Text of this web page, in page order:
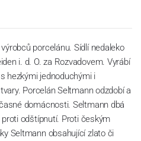
porcelánu. Sídlí nedaleko
i. d. O. za Rozvadovem. Vyrábí
hezkými jednoduchými i
Porcelán Seltmann odzdobí a
domácnosti. Seltmann dbá
odštípnutí. Proti českým
Seltmann obsahující zlato či